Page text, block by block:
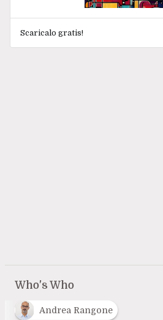
Scaricalo gratis!
Who's Who
Andrea Rangone